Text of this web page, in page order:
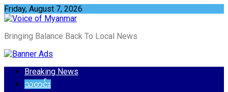
Skip
to
Friday, August 7, 2026
Bringing Balance Back To Local News
Breaking News
သတင်း